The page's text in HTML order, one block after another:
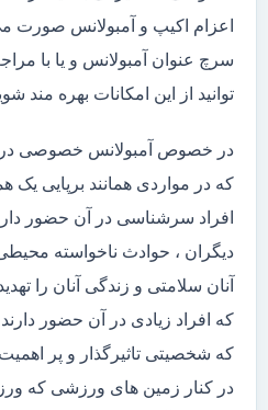
اعزام اکیپ و آمبولانس صورت
سرچ عنوان آمبولانس و یا با
توانید از این امکانات بهره مند
در خصوص آمبولانس خصوصی در
که در مواردی همانند برپایی
افراد سرشناسی در آن حضور
دیگران ، حوادث ناخواسته
آنان سلامتی و زندگی آنان را
که افراد زیادی در آن حضور دارند
که شخصیتی تاثیرگذار و پر
در کنار زمین های ورزشی که